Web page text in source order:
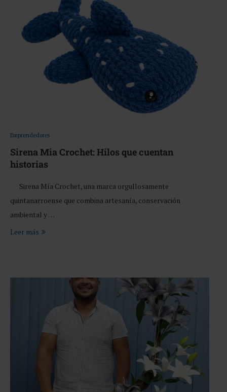
Emprendedores
Sirena Mia Crochet: Hilos que cuentan
historias
Sirena Mía Crochet, una marca orgullosamente
quintanarroense que combina artesanía, conservación
ambiental y …
Leer más